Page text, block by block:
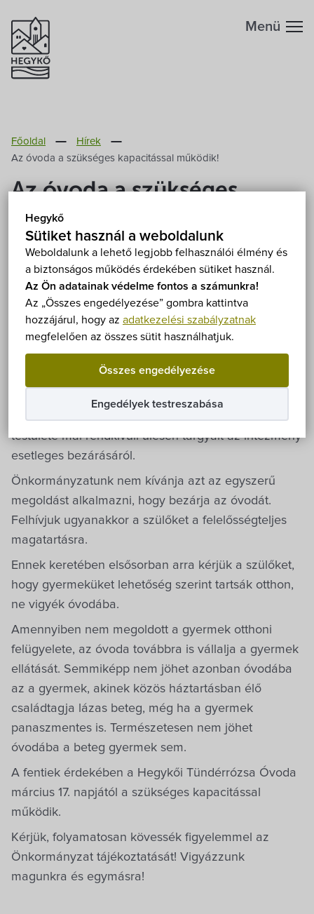
Hegykő
Sütiket használ a weboldalunk
Weboldalunk a lehető legjobb felhasználói élmény és
a biztonságos működés érdekében sütiket használ.
Az Ön adatainak védelme fontos a számunkra!
Az „Összes engedélyezése” gombra kattintva
hozzájárul, hogy az adatkezelési szabályzatnak
megfelelően az összes sütit használhatjuk.
Összes engedélyezése
Engedélyek testreszabása
Megközelítés
Fontos telefonszámok
Földrajzi adottság
Éghajlat
Hegykő történelme
Szabadidő
Éttermek
Programok
Önkormányzat
Hírek
Képviselő-testület
Választási információk
Egyesületek, alapítványok
Villa Igku Kft.
Közérdekű adatok
Pályázatok
Dokumentumok
Menü
Főoldal
Hírek
Az óvoda a szükséges kapacitással működik!
Az óvoda a szükséges
kapacitással működik!
2020. Március 15.
A 45/2020. (III. 14.) Korm. rendelet az óvoda
elhelyezkedése szerinti települési önkormányzat
polgármesterét hatalmazza fel arra, hogy az óvodai
ellátást végző intézmény esetében rendkívüli
szünetet rendeljen el.
A Hegykői Tündérrózsa Óvoda fenntartójaként
testülete mai rendkívüli ülésén tárgyalt az intézmény
esetleges bezárásáról.
Önkormányzatunk nem kívánja azt az egyszerű
megoldást alkalmazni, hogy bezárja az óvodát.
Felhívjuk ugyanakkor a szülőket a felelősségteljes
magatartásra.
Ennek keretében elsősorban arra kérjük a szülőket,
hogy gyermeküket lehetőség szerint tartsák otthon,
ne vigyék óvodába.
Amennyiben nem megoldott a gyermek otthoni
felügyelete, az óvoda továbbra is vállalja a gyermek
ellátását. Semmiképp nem jöhet azonban óvodába
az a gyermek, akinek közös háztartásban élő
családtagja lázas beteg, még ha a gyermek
panaszmentes is. Természetesen nem jöhet
óvodába a beteg gyermek sem.
A fentiek érdekében a Hegykői Tündérrózsa Óvoda
március 17. napjától a szükséges kapacitással
működik.
Kérjük, folyamatosan kövessék figyelemmel az
Önkormányzat tájékoztatását! Vigyázzunk
magunkra és egymásra!